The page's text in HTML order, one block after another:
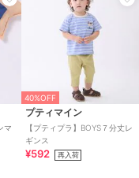
マ
40%OFF
プティマイン
【プティプラ】BOYS７分丈レ
ギンス
¥592 再入荷